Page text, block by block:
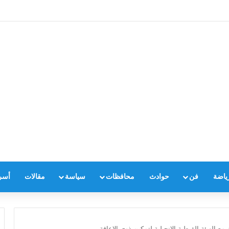
فن حوادث محافظات سياسة مقالات